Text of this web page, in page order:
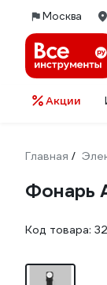
Москва
Акции
Главная /
Фонарь
Код товара: